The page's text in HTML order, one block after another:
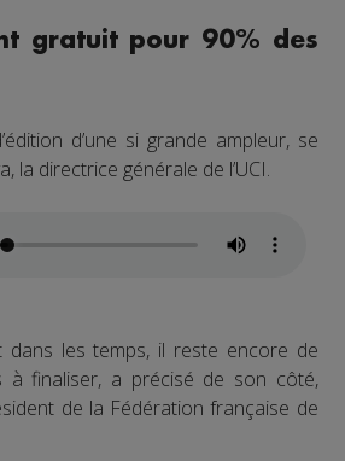
gratuit pour 90% des
d’une si grande ampleur, se
la directrice générale de l’UCI.
dans les temps, il reste encore de
à finaliser, a précisé de son côté,
de la Fédération française de